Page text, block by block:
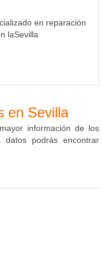
en reparación
laSevilla
en Sevilla
información de los
datos podrás encontrar